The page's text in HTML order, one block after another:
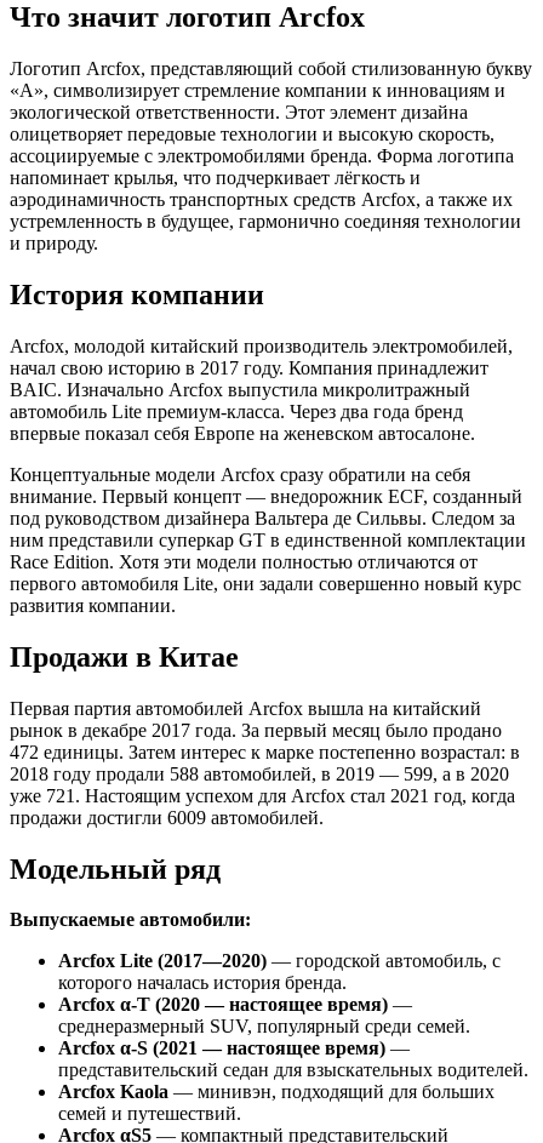
Что значит логотип Arcfox
Логотип Arcfox, представляющий собой стилизованную букву
«А», символизирует стремление компании к инновациям и
экологической ответственности. Этот элемент дизайна
олицетворяет передовые технологии и высокую скорость,
ассоциируемые с электромобилями бренда. Форма логотипа
напоминает крылья, что подчеркивает лёгкость и
аэродинамичность транспортных средств Arcfox, а также их
устремленность в будущее, гармонично соединяя технологии
и природу.
История компании
Arcfox, молодой китайский производитель электромобилей,
начал свою историю в 2017 году. Компания принадлежит
BAIC. Изначально Arcfox выпустила микролитражный
автомобиль Lite премиум-класса. Через два года бренд
впервые показал себя Европе на женевском автосалоне.
Концептуальные модели Arcfox сразу обратили на себя
внимание. Первый концепт — внедорожник ECF, созданный
под руководством дизайнера Вальтера де Сильвы. Следом за
ним представили суперкар GT в единственной комплектации
Race Edition. Хотя эти модели полностью отличаются от
первого автомобиля Lite, они задали совершенно новый курс
развития компании.
Продажи в Китае
Первая партия автомобилей Arcfox вышла на китайский
рынок в декабре 2017 года. За первый месяц было продано
472 единицы. Затем интерес к марке постепенно возрастал: в
2018 году продали 588 автомобилей, в 2019 — 599, а в 2020
уже 721. Настоящим успехом для Arcfox стал 2021 год, когда
продажи достигли 6009 автомобилей.
Модельный ряд
Выпускаемые автомобили:
Arcfox Lite (2017—2020) — городской автомобиль, с
которого началась история бренда.
Arcfox α-T (2020 — настоящее время) —
среднеразмерный SUV, популярный среди семей.
Arcfox α-S (2021 — настоящее время) —
представительский седан для взыскательных водителей.
Arcfox Kaola — минивэн, подходящий для больших
семей и путешествий.
Arcfox αS5 — компактный представительский